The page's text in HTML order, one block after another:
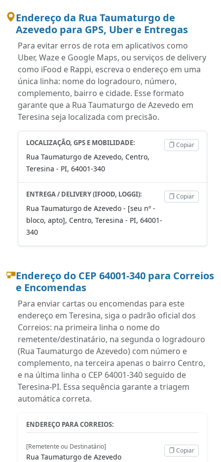
Endereço da Rua Taumaturgo de
Azevedo para GPS, Uber e Entregas
Para evitar erros de rota em aplicativos como
Uber, Waze e Google Maps, ou serviços de delivery
como iFood e Rappi, escreva o endereço em uma
única linha: nome do logradouro, número,
complemento, bairro e cidade. Esse formato
garante que a Rua Taumaturgo de Azevedo em
Teresina seja localizada com precisão.
LOCALIZAÇÃO, GPS E MOBILIDADE:
Rua Taumaturgo de Azevedo, Centro,
Teresina - PI, 64001-340
Copiar
ENTREGA / DELIVERY (IFOOD, LOGGI):
Rua Taumaturgo de Azevedo - [seu nº -
bloco, apto], Centro, Teresina - PI, 64001-
340
Copiar
Endereço do CEP 64001-340 para Correios
e Encomendas
Para enviar cartas ou encomendas para este
endereço em Teresina, siga o padrão oficial dos
Correios: na primeira linha o nome do
remetente/destinatário, na segunda o logradouro
(Rua Taumaturgo de Azevedo) com número e
complemento, na terceira apenas o bairro Centro,
e na última linha o CEP 64001-340 seguido de
Teresina-PI. Essa sequência garante a triagem
automática correta.
ENDEREÇO PARA CORREIOS:
[Remetente ou Destinatário]
Rua Taumaturgo de Azevedo
Copiar